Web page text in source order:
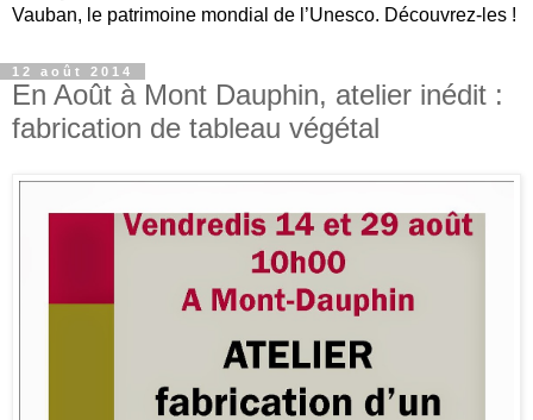
Vauban, le patrimoine mondial de l’Unesco. Découvrez-les !
12 août 2014
En Août à Mont Dauphin, atelier inédit :
fabrication de tableau végétal